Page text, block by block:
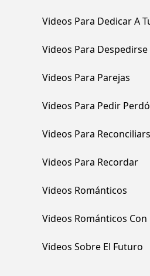
Videos Para Dedicar A
Videos Para Despedirse
Videos Para Parejas
Videos Para Pedir
Videos Para
Videos Para Recordar
Videos Románticos
Videos Románticos Con
Videos Sobre El Futuro